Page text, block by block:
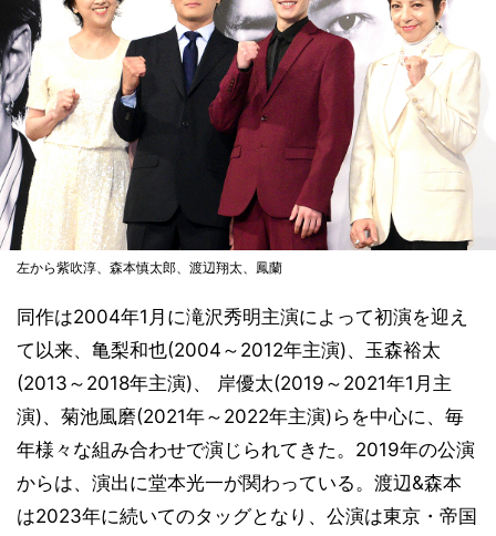
左から紫吹淳、森本慎太郎、渡辺翔太、鳳蘭
同作は2004年1月に滝沢秀明主演によって初演を迎え
て以来、亀梨和也(2004～2012年主演)、玉森裕太
(2013～2018年主演)、 岸優太(2019～2021年1月主
演)、菊池風磨(2021年～2022年主演)らを中心に、毎
年様々な組み合わせで演じられてきた。2019年の公演
からは、演出に堂本光一が関わっている。渡辺&森本
は2023年に続いてのタッグとなり、公演は東京・帝国